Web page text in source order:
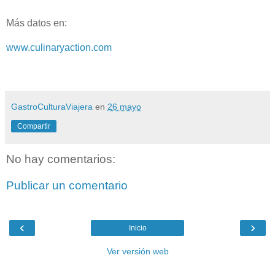
Más datos en:
www.culinaryaction.com
GastroCulturaViajera en 26 mayo
Compartir
No hay comentarios:
Publicar un comentario
‹ ›
Inicio
Ver versión web